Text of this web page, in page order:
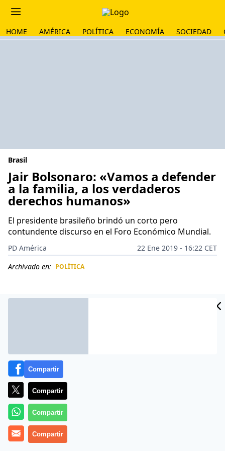
HOME AMÉRICA POLÍTICA ECONOMÍA SOCIEDAD
Brasil
Jair Bolsonaro: «Vamos a defender
a la familia, a los verdaderos
derechos humanos»
El presidente brasileño brindó un corto pero
contundente discurso en el Foro Económico Mundial.
PD América
22 Ene 2019 - 16:22 CET
Archivado en: POLÍTICA
El presidente de
discurso en el
Compartir
Compartir
Compartir
Compartir